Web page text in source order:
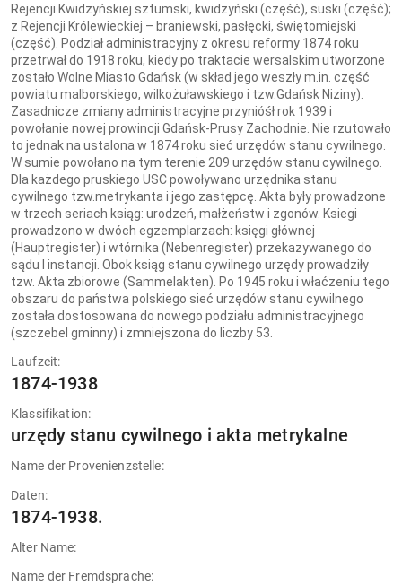
Rejencji Kwidzyńskiej sztumski, kwidzyński (część), suski (część);
z Rejencji Królewieckiej – braniewski, pasłęcki, świętomiejski
(część). Podział administracyjny z okresu reformy 1874 roku
przetrwał do 1918 roku, kiedy po traktacie wersalskim utworzone
zostało Wolne Miasto Gdańsk (w skład jego weszły m.in. część
powiatu malborskiego, wilkożuławskiego i tzw.Gdańsk Niziny).
Zasadnicze zmiany administracyjne przynióśł rok 1939 i
powołanie nowej prowincji Gdańsk-Prusy Zachodnie. Nie rzutowało
to jednak na ustalona w 1874 roku sieć urzędów stanu cywilnego.
W sumie powołano na tym terenie 209 urzędów stanu cywilnego.
Dla każdego pruskiego USC powoływano urzędnika stanu
cywilnego tzw.metrykanta i jego zastępcę. Akta były prowadzone
w trzech seriach ksiąg: urodzeń, małżeństw i zgonów. Ksiegi
prowadzono w dwóch egzemplarzach: księgi głównej
(Hauptregister) i wtórnika (Nebenregister) przekazywanego do
sądu I instancji. Obok ksiąg stanu cywilnego urzędy prowadziły
tzw. Akta zbiorowe (Sammelakten). Po 1945 roku i właćzeniu tego
obszaru do państwa polskiego sieć urzędów stanu cywilnego
została dostosowana do nowego podziału administracyjnego
(szczebel gminny) i zmniejszona do liczby 53.
Laufzeit:
1874-1938
Klassifikation:
urzędy stanu cywilnego i akta metrykalne
Name der Provenienzstelle:
Daten:
1874-1938.
Alter Name:
Name der Fremdsprache: